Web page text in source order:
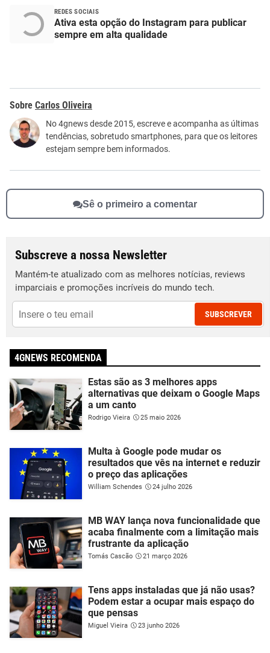
REDES SOCIAIS
Ativa esta opção do Instagram para publicar
sempre em alta qualidade
Carlos Oliveira
No 4gnews desde 2015, escreve e acompanha as últimas
tendências, sobretudo smartphones, para que os leitores
estejam sempre bem informados.
Sê o primeiro a comentar
Subscreve a nossa Newsletter
Mantém-te atualizado com as melhores notícias, reviews
imparciais e promoções incríveis do mundo tech.
SUBSCREVER
4GNEWS RECOMENDA
Estas são as 3 melhores apps
alternativas que deixam o Google Maps
a um canto
Rodrigo Vieira 25 maio 2026
Multa à Google pode mudar os
resultados que vês na internet e reduzir
o preço das aplicações
William Schendes 24 julho 2026
MB WAY lança nova funcionalidade que
acaba finalmente com a limitação mais
frustrante da aplicação
Tomás Cascão 21 março 2026
Tens apps instaladas que já não usas?
Podem estar a ocupar mais espaço do
que pensas
Miguel Vieira 23 junho 2026